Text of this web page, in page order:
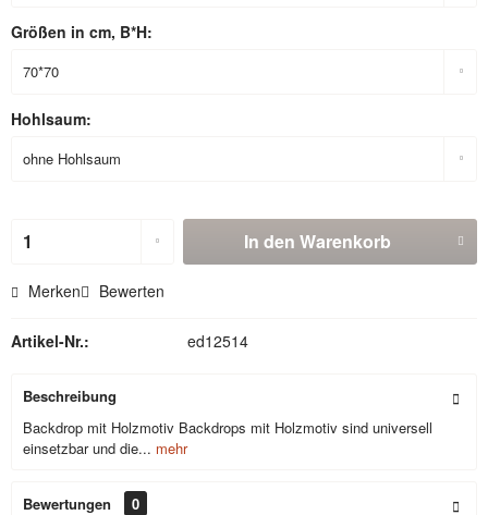
Größen in cm, B*H:
Hohlsaum:
In den Warenkorb
Merken Bewerten
Artikel-Nr.: ed12514
Beschreibung
Backdrop mit Holzmotiv Backdrops mit Holzmotiv sind universell
einsetzbar und die... mehr
Bewertungen
0